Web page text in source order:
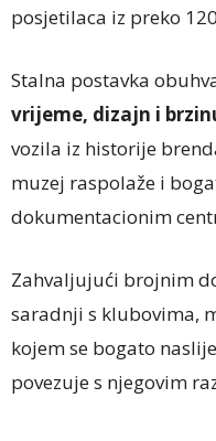
posjetilaca iz preko
Stalna postavka
vrijeme, dizajn i
vozila iz historije
muzej raspolaže i
dokumentacionim
Zahvaljujući brojnim
saradnji s klubovima,
kojem se bogato
povezuje s njegovim